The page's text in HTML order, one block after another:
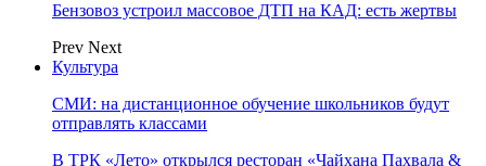
Бензовоз устроил массовое ДТП на КАД: есть жертвы
Prev Next
Культура
СМИ: на дистанционное обучение школьников будут
отправлять классами
В ТРК «Лето» открылся ресторан «Чайхана Пахвала &